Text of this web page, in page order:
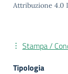
Attribuzione 4.0
Stampa /
Tipologia